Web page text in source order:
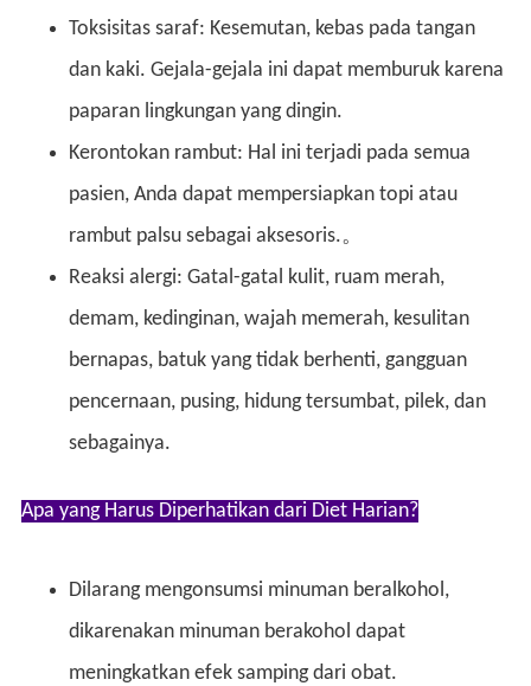
Toksisitas saraf: Kesemutan, kebas pada tangan
dan kaki. Gejala-gejala ini dapat memburuk karena
paparan lingkungan yang dingin.
Kerontokan rambut: Hal ini terjadi pada semua
pasien, Anda dapat mempersiapkan topi atau
rambut palsu sebagai aksesoris.。
Reaksi alergi: Gatal-gatal kulit, ruam merah,
demam, kedinginan, wajah memerah, kesulitan
bernapas, batuk yang tidak berhenti, gangguan
pencernaan, pusing, hidung tersumbat, pilek, dan
sebagainya.
Apa yang Harus Diperhatikan dari Diet Harian?
Dilarang mengonsumsi minuman beralkohol,
dikarenakan minuman berakohol dapat
meningkatkan efek samping dari obat.